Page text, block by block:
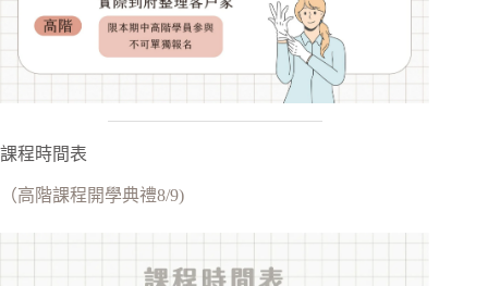
課程時間表
（高階課程開學典禮8/9)